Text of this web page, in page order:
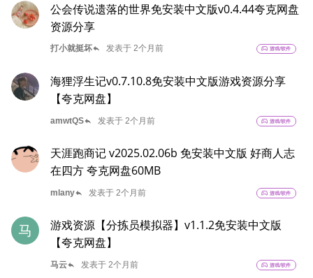
公会传说遗落的世界免安装中文版v0.4.44夸克网盘
资源分享
打小就挺坏reply 发表于 2个月前 sports_esports 游戏/软件
海狸浮生记v0.7.10.8免安装中文版游戏资源分享
【夸克网盘】
amwtQSreply 发表于 2个月前 sports_esports 游戏/软件
天涯跑商记 v2025.02.06b 免安装中文版 好商人志
在四方 夸克网盘60MB
mlanyreply 发表于 2个月前 sports_esports 游戏/软件
马
游戏资源【分拣员模拟器】v1.1.2免安装中文版
【夸克网盘】
马云reply 发表于 2个月前 sports_esports 游戏/软件